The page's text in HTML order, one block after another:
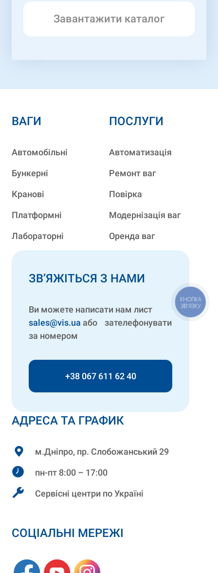
Завантажити каталог
АДРЕСА ТА ГРАФИК
м.Дніпро, пр. Слобожанський 29
пн-пт 8:00 – 17:00
Сервісні центри по Україні
СОЦІАЛЬНІ МЕРЕЖІ
ВАГИ
Автомобільні
Бункерні
Кранові
Платформні
Лабораторні
ПОСЛУГИ
Автоматизація
Ремонт ваг
Повірка
Модернізація ваг
Оренда ваг
ЗВ’ЯЖІТЬСЯ З НАМИ
Ви можете написати нам лист
sales@vis.ua або зателефонувати
за номером
+38 067 611 62 40
КНОПКА
ЗВ'ЯЗКУ